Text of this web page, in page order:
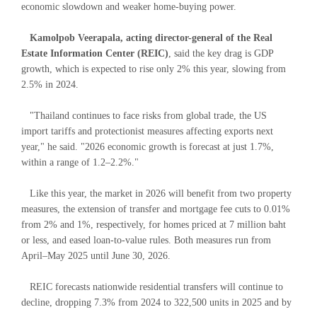
economic slowdown and weaker home-buying power.
Kamolpob Veerapala, acting director-general of the Real
Estate Information Center (REIC) , said the key drag is GDP
growth, which is expected to rise only 2% this year, slowing from
2.5% in 2024.
"Thailand continues to face risks from global trade, the US
import tariffs and protectionist measures affecting exports next
year," he said. "2026 economic growth is forecast at just 1.7%,
within a range of 1.2–2.2%."
Like this year, the market in 2026 will benefit from two property
measures, the extension of transfer and mortgage fee cuts to 0.01%
from 2% and 1%, respectively, for homes priced at 7 million baht
or less, and eased loan-to-value rules. Both measures run from
April–May 2025 until June 30, 2026.
REIC forecasts nationwide residential transfers will continue to
decline, dropping 7.3% from 2024 to 322,500 units in 2025 and by